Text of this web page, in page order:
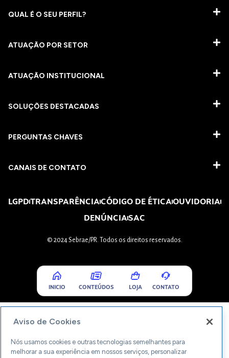
QUAL É O SEU PERFIL?
ATUAÇÃO POR SETOR
ATUAÇÃO INSTITUCIONAL
SOLUÇÕES DESTACADAS
PERGUNTAS CHAVES​
CANAIS DE CONTATO
LGPDTRANSPARÊNCIACÓDIGO DE ÉTICAOUVIDORIA
DENÚNCIASAC
© 2024 Sebrae/PR. Todos os direitos reservados.
INICIO CONTEÚDOS LOJA CONTATO
Aviso de Cookies
Nós usamos cookies e outras tecnologias semelhantes para
melhorar a sua experiência em nossos serviços, personalizar